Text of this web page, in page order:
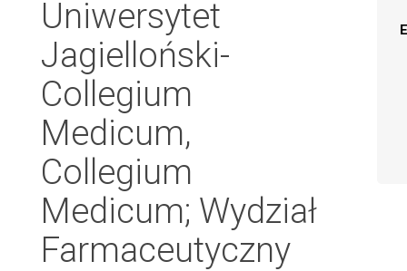
Uniwersytet
Jagielloński-
Collegium
Medicum,
Collegium
Medicum; Wydział
Farmaceutyczny